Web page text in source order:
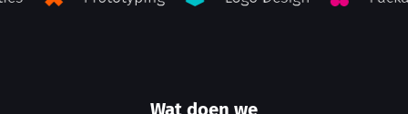
Wat doen we